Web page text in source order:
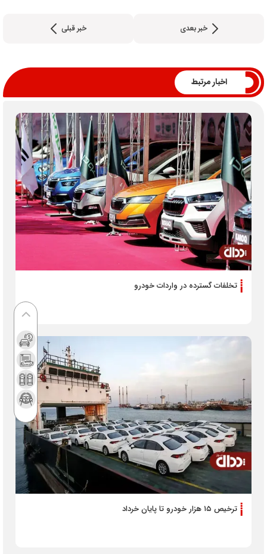
خبر بعدی خبر قبلی
اخبار مرتبط
تخلفات گسترده در واردات خودرو
ترخیص ۱۵ هزار خودرو تا پایان خرداد